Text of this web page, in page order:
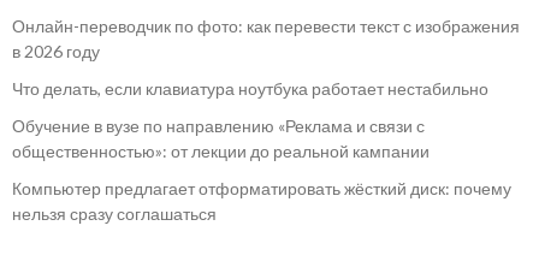
Онлайн-переводчик по фото: как перевести текст с изображения
в 2026 году
Что делать, если клавиатура ноутбука работает нестабильно
Обучение в вузе по направлению «Реклама и связи с
общественностью»: от лекции до реальной кампании
Компьютер предлагает отформатировать жёсткий диск: почему
нельзя сразу соглашаться